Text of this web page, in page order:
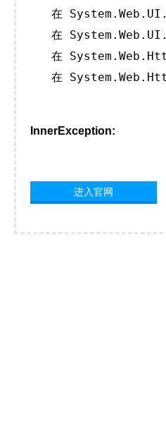
在
在
在
在
InnerException:
进入官网